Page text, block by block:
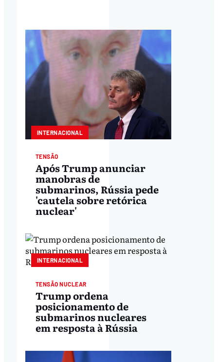
INTERNACIONAL
TENSÃO
Após Trump anunciar
manobras de
submarinos, Rússia pede
'cautela sobre retórica
nuclear'
INTERNACIONAL
TENSÃO NUCLEAR
Trump ordena
posicionamento de
submarinos nucleares
em resposta à Rússia